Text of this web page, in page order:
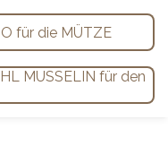
e
n
e
n
e
n
e
n
für die MÜTZE
MUSSELIN für den